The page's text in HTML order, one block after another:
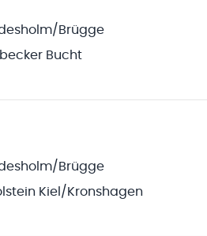
Brügge
Bucht
Brügge
Kiel/Kronshagen